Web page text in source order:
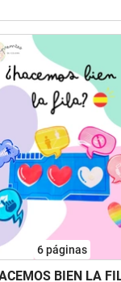
6páginas
BIEN LA